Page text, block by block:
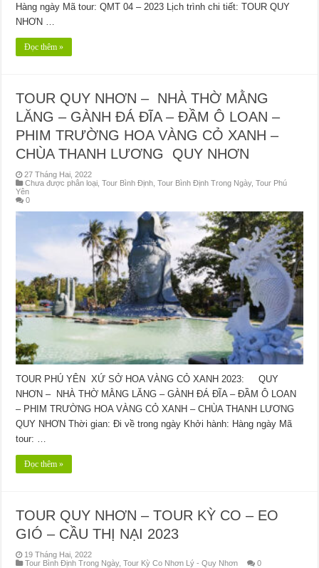
Hàng ngày Mã tour: QMT 04 – 2023 Lịch trình chi tiết: TOUR QUY
NHƠN …
Đọc thêm »
TOUR QUY NHƠN – NHÀ THỜ MẰNG
LĂNG – GÀNH ĐÁ ĐĨA – ĐẦM Ô LOAN –
PHIM TRƯỜNG HOA VÀNG CỎ XANH –
CHÙA THANH LƯƠNG QUY NHƠN
27 Tháng Hai, 2022
Chưa được phân loại ,Tour Bình Định ,Tour Bình Định Trong Ngày,Tour Phú
Yên
0
TOUR PHÚ YÊN XỨ SỞ HOA VÀNG CỎ XANH 2023: QUY
NHƠN – NHÀ THỜ MẰNG LĂNG – GÀNH ĐÁ ĐĨA – ĐẦM Ô LOAN
– PHIM TRƯỜNG HOA VÀNG CỎ XANH – CHÙA THANH LƯƠNG
QUY NHƠN Thời gian: Đi về trong ngày Khởi hành: Hàng ngày Mã
tour: …
Đọc thêm »
TOUR QUY NHƠN – TOUR KỲ CO – EO
GIÓ – CẦU THỊ NẠI 2023
19 Tháng Hai, 2022
Tour Bình Định Trong Ngày,Tour Kỳ Co Nhơn Lý - Quy Nhơn 0